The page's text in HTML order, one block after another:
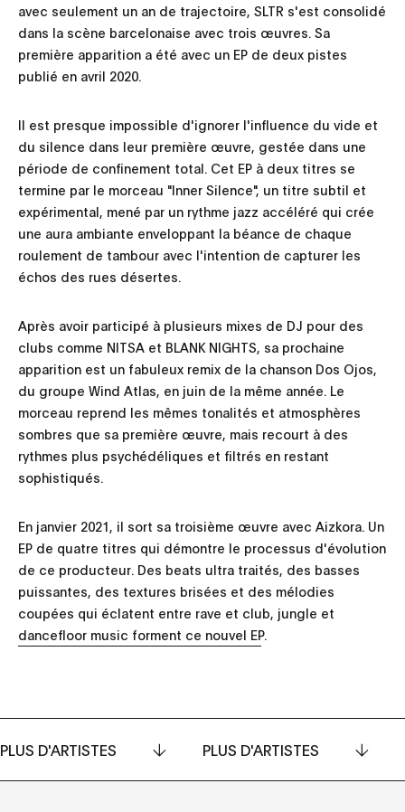
avec seulement un an de trajectoire, SLTR s'est consolidé
dans la scène barcelonaise avec trois œuvres. Sa
première apparition a été avec un EP de deux pistes
publié en avril 2020.
Il est presque impossible d'ignorer l'influence du vide et
du silence dans leur première œuvre, gestée dans une
période de confinement total. Cet EP à deux titres se
termine par le morceau "Inner Silence", un titre subtil et
expérimental, mené par un rythme jazz accéléré qui crée
une aura ambiante enveloppant la béance de chaque
roulement de tambour avec l'intention de capturer les
échos des rues désertes.
Après avoir participé à plusieurs mixes de DJ pour des
clubs comme NITSA et BLANK NIGHTS, sa prochaine
apparition est un fabuleux remix de la chanson Dos Ojos,
du groupe Wind Atlas, en juin de la même année. Le
morceau reprend les mêmes tonalités et atmosphères
sombres que sa première œuvre, mais recourt à des
rythmes plus psychédéliques et filtrés en restant
sophistiqués.
En janvier 2021, il sort sa troisième œuvre avec Aizkora. Un
EP de quatre titres qui démontre le processus d'évolution
de ce producteur. Des beats ultra traités, des basses
puissantes, des textures brisées et des mélodies
coupées qui éclatent entre rave et club, jungle et
dancefloor music forment ce nouvel EP.
PLUS D'ARTISTES PLUS D'ARTISTES